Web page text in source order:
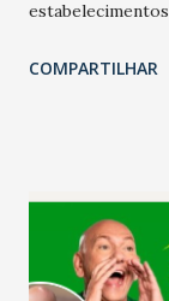
relação ao
Salário para
país tem a
COMPARTILHAR